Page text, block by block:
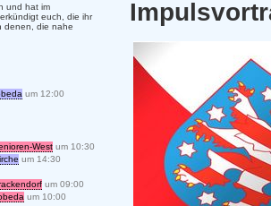
und hat im
euch, die ihr
denen, die nahe
um 12:00
West um 10:30
um 14:30
um 09:00
um 10:00